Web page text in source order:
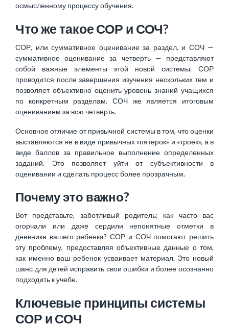
осмысленному процессу обучения.
Что же такое СОР и СОЧ?
СОР, или суммативное оценивание за раздел, и СОЧ —
суммативное оценивание за четверть — представляют
собой важные элементы этой новой системы. СОР
проводится после завершения изучения нескольких тем и
позволяет объективно оценить уровень знаний учащихся
по конкретным разделам. СОЧ же является итоговым
оцениванием за всю четверть.
Основное отличие от привычной системы в том, что оценки
выставляются не в виде привычных «пятерок» и «троек», а в
виде баллов за правильное выполнение определенных
заданий. Это позволяет уйти от субъективности в
оценивании и сделать процесс более прозрачным.
Почему это важно?
Вот представьте, заботливый родитель: как часто вас
огорчали или даже сердили непонятные отметки в
дневнике вашего ребенка? СОР и СОЧ помогают решить
эту проблему, предоставляя объективные данные о том,
как именно ваш ребенок усваивает материал. Это новый
шанс для детей исправить свои ошибки и более осознанно
подходить к учебе.
Ключевые принципы системы
СОР и СОЧ